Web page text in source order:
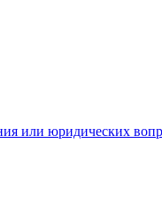
или юридических